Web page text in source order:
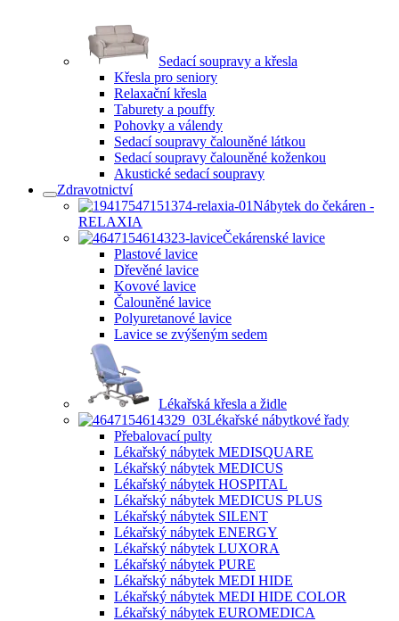
Sedací soupravy a křesla
Křesla pro seniory
Relaxační křesla
Taburety a pouffy
Pohovky a válendy
Sedací soupravy čalouněné látkou
Sedací soupravy čalouněné koženkou
Akustické sedací soupravy
Zdravotnictví
Nábytek do čekáren -
RELAXIA
Čekárenské lavice
Plastové lavice
Dřevěné lavice
Kovové lavice
Čalouněné lavice
Polyuretanové lavice
Lavice se zvýšeným sedem
Lékařská křesla a židle
Lékařské nábytkové řady
Přebalovací pulty
Lékařský nábytek MEDISQUARE
Lékařský nábytek MEDICUS
Lékařský nábytek HOSPITAL
Lékařský nábytek MEDICUS PLUS
Lékařský nábytek SILENT
Lékařský nábytek ENERGY
Lékařský nábytek LUXORA
Lékařský nábytek PURE
Lékařský nábytek MEDI HIDE
Lékařský nábytek MEDI HIDE COLOR
Lékařský nábytek EUROMEDICA